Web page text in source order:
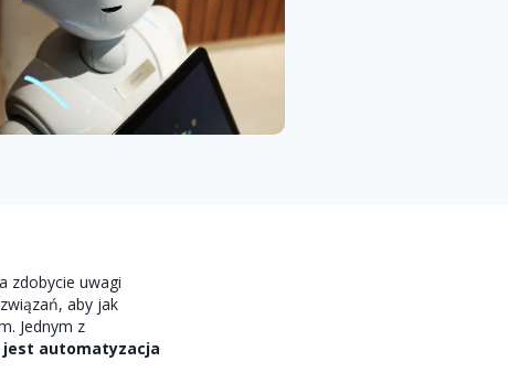
zdobycie uwagi
aby jak
Jednym z
jest automatyzacja